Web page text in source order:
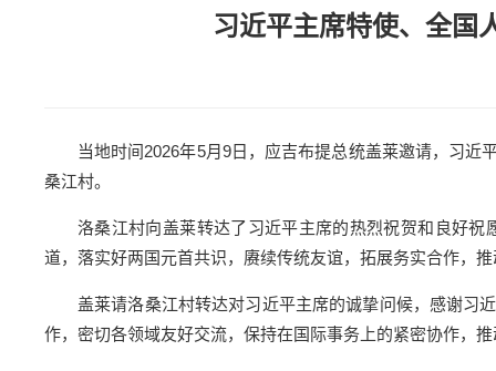
习近平主席特使、全国
当地时间2026年5月9日，应吉布提总统盖莱邀请，习
桑江村。
洛桑江村向盖莱转达了习近平主席的热烈祝贺和良好
道，落实好两国元首共识，赓续传统友谊，拓展务实合作，
盖莱请洛桑江村转达对习近平主席的诚挚问候，感谢习
作，密切各领域友好交流，保持在国际事务上的紧密协作，